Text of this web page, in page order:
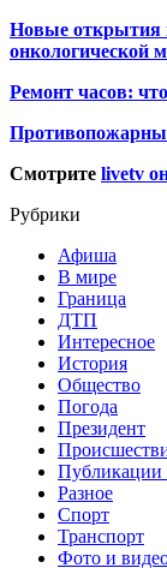
Новые открытия
онкологической
Ремонт часов:
Смотрите livetv
Рубрики
Афиша
В мире
Граница
ДТП
Интересное
История
Общество
Погода
Президент
Публикации
Разное
Спорт
Транспорт
Фото и